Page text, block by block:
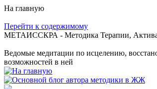
На главную
Перейти к содержимому
МЕТАИССКРА - Методика Терапии,
Ведомые медитации по исцелению,
возможностей в ней